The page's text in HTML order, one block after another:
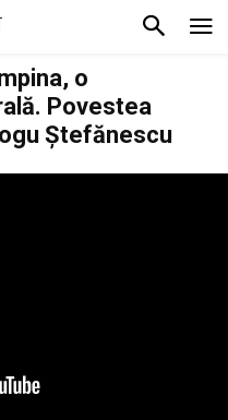
o
Povestea
Ștefănescu